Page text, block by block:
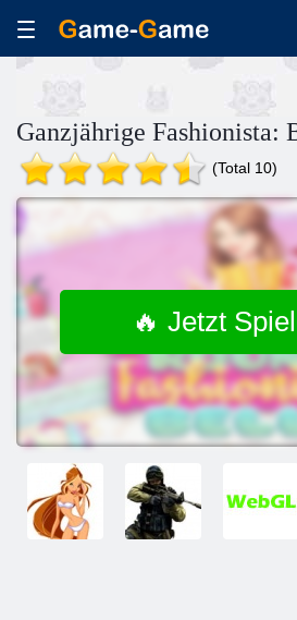
Ganzjährige Fashionista:
(Total 10)
🔥 Jetzt